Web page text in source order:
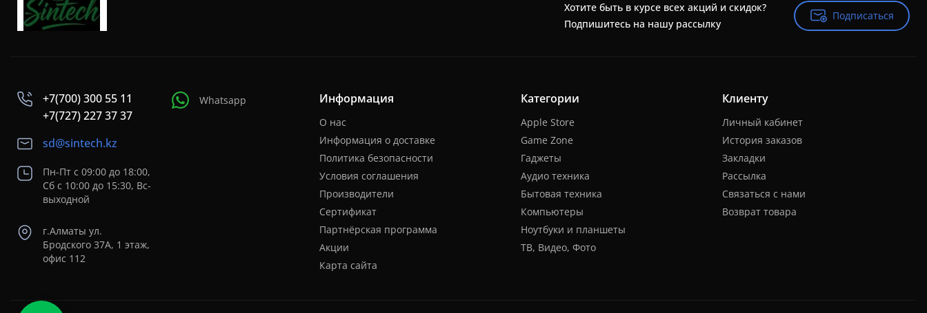
Хотите быть в курсе всех акций и скидок?
Подпишитесь на нашу рассылку
Подписаться
Подписаться
+7(700) 300 55 11
+7(727) 227 37 37
sd@sintech.kz
Пн-Пт с 09:00 до 18:00,
Сб с 10:00 до 15:30, Вс-
выходной
г.Алматы ул.
Бродского 37A, 1 этаж,
офис 112
Whatsapp Информация
О нас
Информация о доставке
Политика безопасности
Условия соглашения
Производители
Сертификат
Партнёрская программа
Акции
Карта сайта
Категории
Apple Store
Game Zone
Гаджеты
Аудио техника
Бытовая техника
Компьютеры
Ноутбуки и планшеты
ТВ, Видео, Фото
Клиенту
Личный кабинет
История заказов
Закладки
Рассылка
Связаться с нами
Возврат товара